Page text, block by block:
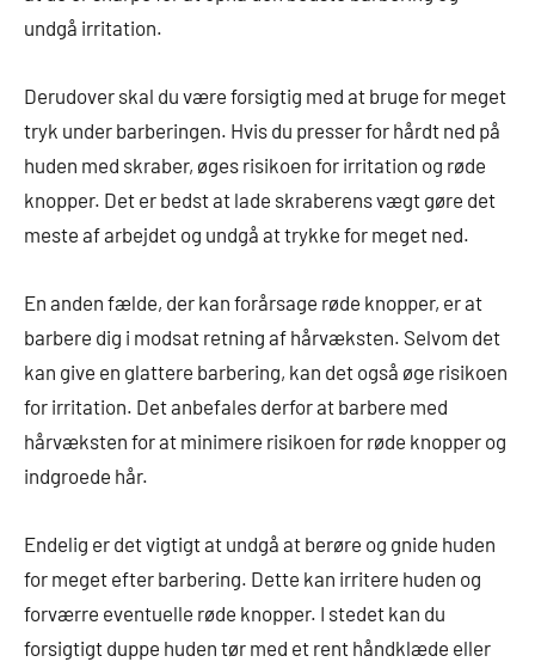
undgå irritation.
Derudover skal du være forsigtig med at bruge for meget
tryk under barberingen. Hvis du presser for hårdt ned på
huden med skraber, øges risikoen for irritation og røde
knopper. Det er bedst at lade skraberens vægt gøre det
meste af arbejdet og undgå at trykke for meget ned.
En anden fælde, der kan forårsage røde knopper, er at
barbere dig i modsat retning af hårvæksten. Selvom det
kan give en glattere barbering, kan det også øge risikoen
for irritation. Det anbefales derfor at barbere med
hårvæksten for at minimere risikoen for røde knopper og
indgroede hår.
Endelig er det vigtigt at undgå at berøre og gnide huden
for meget efter barbering. Dette kan irritere huden og
forværre eventuelle røde knopper. I stedet kan du
forsigtigt duppe huden tør med et rent håndklæde eller